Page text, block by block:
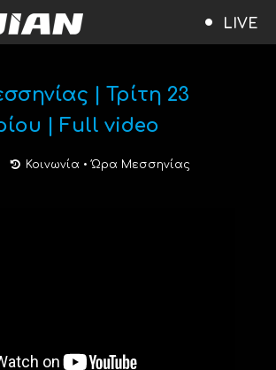
LIVE
| Τρίτη 23
| Full video
Κοινωνία • Ώρα Μεσσηνίας